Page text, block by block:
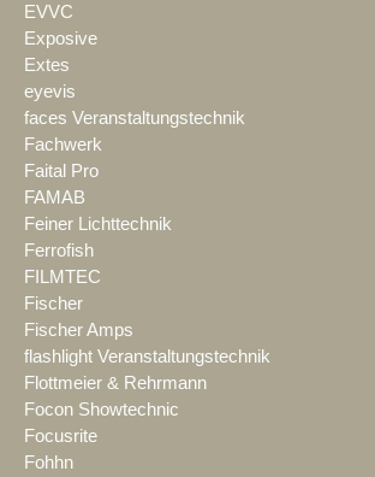
EVVC
Exposive
Extes
eyevis
faces Veranstaltungstechnik
Fachwerk
Faital Pro
FAMAB
Feiner Lichttechnik
Ferrofish
FILMTEC
Fischer
Fischer Amps
flashlight Veranstaltungstechnik
Flottmeier & Rehrmann
Focon Showtechnic
Focusrite
Fohhn